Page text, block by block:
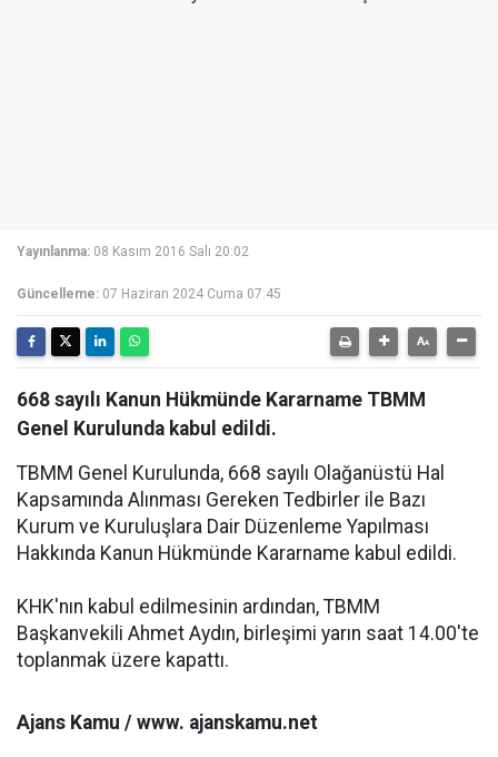
Yayınlanma: 08 Kasım 2016 Salı 20:02
Güncelleme: 07 Haziran 2024 Cuma 07:45
668 sayılı Kanun Hükmünde Kararname TBMM
Genel Kurulunda kabul edildi.
TBMM Genel Kurulunda, 668 sayılı Olağanüstü Hal
Kapsamında Alınması Gereken Tedbirler ile Bazı
Kurum ve Kuruluşlara Dair Düzenleme Yapılması
Hakkında Kanun Hükmünde Kararname kabul edildi.
KHK'nın kabul edilmesinin ardından, TBMM
Başkanvekili Ahmet Aydın, birleşimi yarın saat 14.00'te
toplanmak üzere kapattı.
Ajans Kamu / www. ajanskamu.net